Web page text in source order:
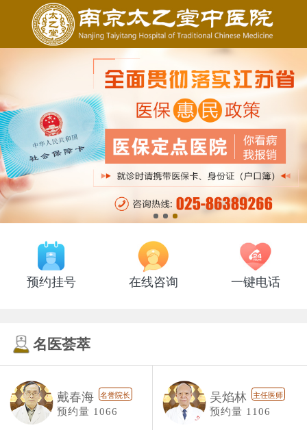
预约挂号 在线咨询 一键电话
名医荟萃
戴春海 名誉院长
预约量 1066
吴焰林 主任医师
预约量 1106